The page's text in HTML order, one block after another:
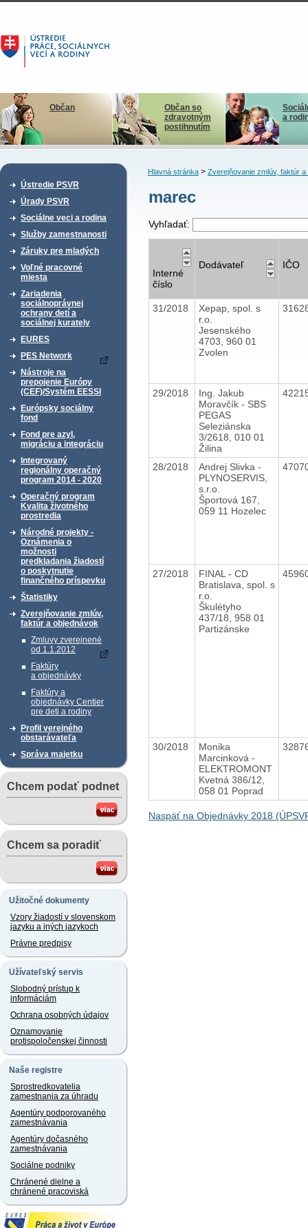
Občan
Občan so
zdravotným
postihnutím
a
Ústredie PSVR
Úrady PSVR
Sociálne veci a rodina
Služby zamestnanosti
Záruky pre mladých
Voľné pracovné
miesta
Zariadenia
sociálnoprávnej
ochrany detí a
sociálnej kurately
EURES
PES Network
Nástroje na
prepojenie Európy
(CEF)/Systém EESSI
Európsky sociálny
fond
Fond pre azyl,
migráciu a integráciu
Integrovaný
regionálny operačný
program 2014 - 2020
Operačný program
Kvalita životného
prostredia
Národné projekty -
Oznámenia o
možnosti
predkladania žiadostí
o poskytnutie
finančného príspevku
Štatistiky
Zverejňovanie zmlúv,
faktúr a objednávok
Zmluvy zverejnené
od 1.1.2012
Faktúry
a objednávky
Faktúry a
objednávky Centier
pre deti a rodiny
Profil verejného
obstarávateľa
Správa majetku
Chcem podať podnet
Chcem sa poradiť
Užitočné dokumenty
Vzory žiadostí v slovenskom
jazyku a iných jazykoch
Právne predpisy
Užívateľský servis
Slobodný prístup k
informáciám
Ochrana osobných údajov
Oznamovanie
protispoločenskej činnosti
Naše registre
Sprostredkovatelia
zamestnania za úhradu
Agentúry podporovaného
zamestnávania
Agentúry dočasného
zamestnávania
Sociálne podniky
Chránené dielne a
chránené pracoviská
Hlavná stránka> Zverejňovanie zmlúv, faktúr a
marec
Vyhľadať:
Interné
číslo
Dodávateľ IČO
31/2018
Xepap, spol. s
r.o.
Jesenského
4703, 960 01
Zvolen
29/2018
Ing. Jakub
Moravčík - SBS
PEGAS
Seleziánska
3/2618, 010 01
Žilina
28/2018
Andrej Slivka -
PLYNOSERVIS,
s.r.o.
Športová 167,
059 11 Hozelec
27/2018
FINAL - CD
Bratislava, spol. s
r.o.
Škulétyho
437/18, 958 01
Partizánske
30/2018
Monika
Marcinková -
ELEKTROMONT
Kvetná 386/12,
058 01 Poprad
Naspäť na Objednávky 2018